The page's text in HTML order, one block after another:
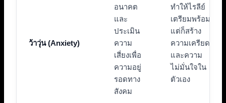
ว้าวุ่น (Anxiety)
อนาคต
และ
ประเมิน
ความ
เสี่ยงเพื่อ
ความอยู่
รอดทาง
สังคม
ทำให้ไรลีย์
เตรียมพร้อม
แต่ก็สร้าง
ความเครียด
และความ
ไม่มั่นใจใน
ตัวเอง